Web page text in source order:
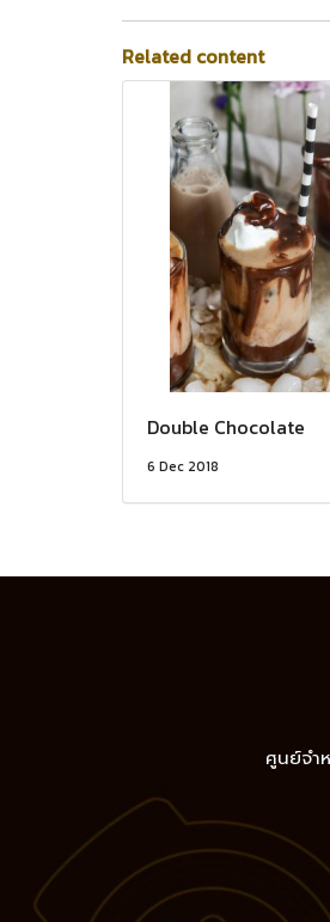
Related content
Double Chocolate
6 Dec 2018
ศูนย์จำ